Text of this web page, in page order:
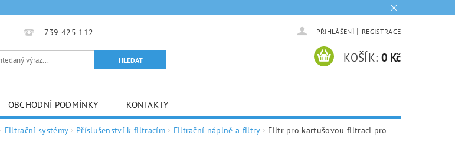
739 425 112 PŘIHLÁŠENÍ | REGISTRACE
KOŠÍK: 0 Kč
OBCHODNÍ PODMÍNKY KONTAKTY
Filtrační systémy Příslušenství k filtracím Filtrační náplně a filtry
Filtr pro kartušovou filtraci pro